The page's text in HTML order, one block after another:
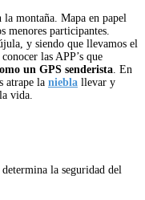
montaña. Mapa en papel
menores participantes.
y siendo que llevamos el
las APP’s que
un GPS senderista. En
atrape la niebla llevar y
vida.
la seguridad del